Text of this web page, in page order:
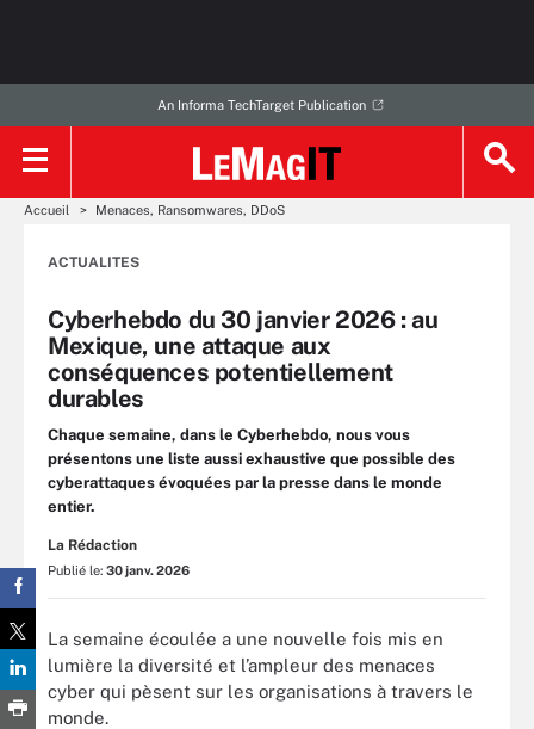
An Informa TechTarget Publication
Accueil Menaces, Ransomwares, DDoS
ACTUALITES
Cyberhebdo du 30 janvier 2026 : au
Mexique, une attaque aux
conséquences potentiellement
durables
Chaque semaine, dans le Cyberhebdo, nous vous
présentons une liste aussi exhaustive que possible des
cyberattaques évoquées par la presse dans le monde
entier.
La Rédaction
Publié le: 30 janv. 2026
La semaine écoulée a une nouvelle fois mis en
lumière la diversité et l’ampleur des menaces
cyber qui pèsent sur les organisations à travers le
monde.